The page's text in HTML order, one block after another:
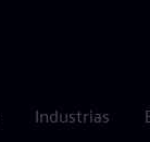
Industrias